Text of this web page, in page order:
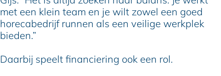
met een klein team en je wilt zowel een goed
horecabedrijf runnen als een veilige werkplek
bieden.”
Daarbij speelt financiering ook een rol.